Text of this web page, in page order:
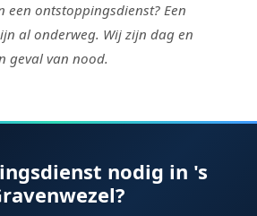
een ontstoppingsdienst? Een
al onderweg. Wij zijn dag en
geval van nood.
nodig in 's